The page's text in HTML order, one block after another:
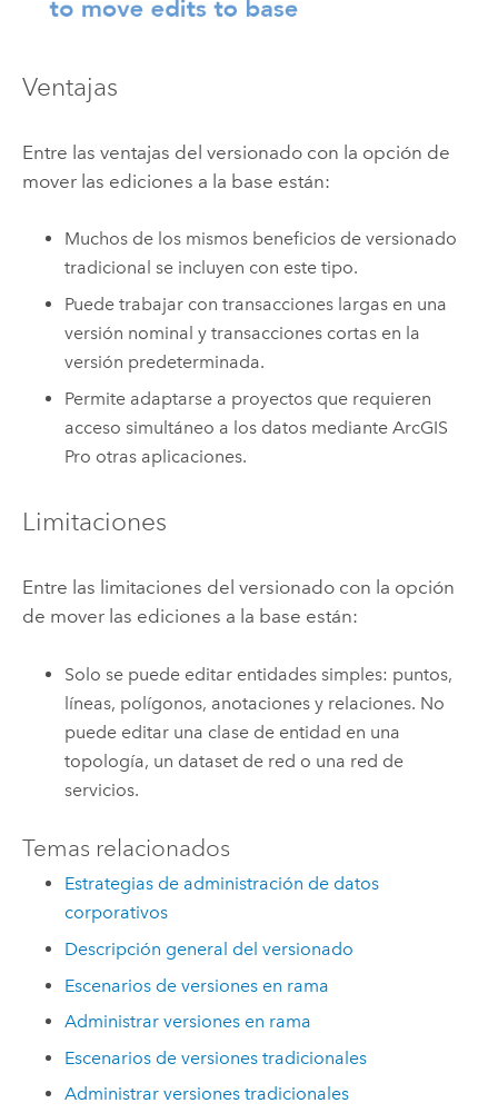
Ventajas
Entre las ventajas del versionado con la opción de
mover las ediciones a la base están:
Muchos de los mismos beneficios de versionado
tradicional se incluyen con este tipo.
Puede trabajar con transacciones largas en una
versión nominal y transacciones cortas en la
versión predeterminada.
Permite adaptarse a proyectos que requieren
acceso simultáneo a los datos medianteArcGIS
Pro otras aplicaciones.
Limitaciones
Entre las limitaciones del versionado con la opción
de mover las ediciones a la base están:
Solo se puede editar entidades simples: puntos,
líneas, polígonos, anotaciones y relaciones. No
puede editar una clase de entidad en una
topología, un dataset de red o una red de
servicios.
Temas relacionados
Estrategias de administración de datos
corporativos
Descripción general del versionado
Escenarios de versiones en rama
Administrar versiones en rama
Escenarios de versiones tradicionales
Administrar versiones tradicionales